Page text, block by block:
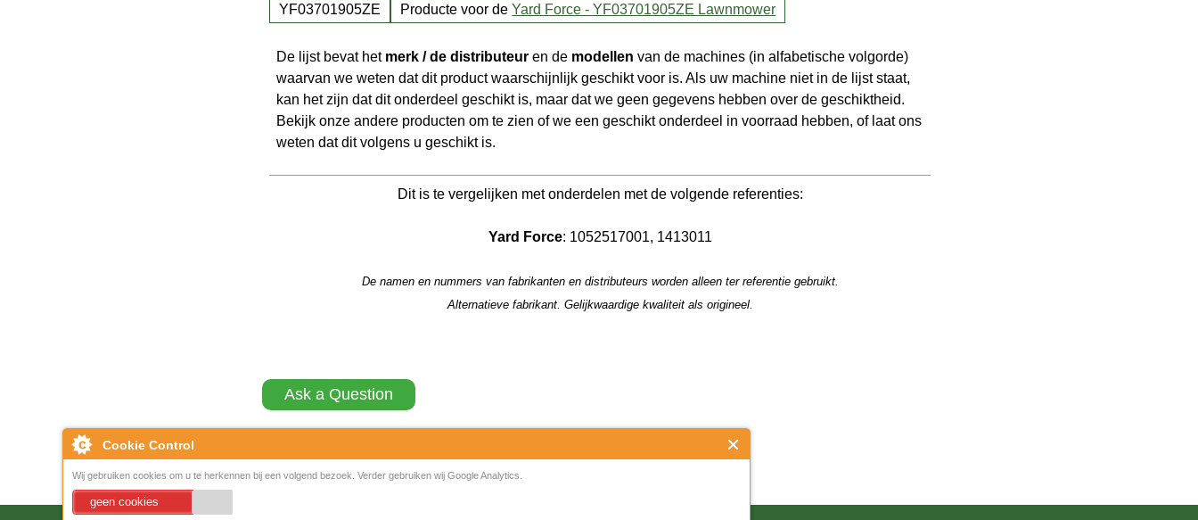
Cookie Control
Wij gebruiken cookies om u te herkennen bij een volgend bezoek. Verder gebruiken wij Google Analytics.
geen cookies
YF03701905ZE
Producte voor deYard Force - YF03701905ZE Lawnmower
De lijst bevat het merk / de distributeur en de modellen van de machines (in alfabetische volgorde)
waarvan we weten dat dit product waarschijnlijk geschikt voor is. Als uw machine niet in de lijst staat,
kan het zijn dat dit onderdeel geschikt is, maar dat we geen gegevens hebben over de geschiktheid.
Bekijk onze andere producten om te zien of we een geschikt onderdeel in voorraad hebben, of laat ons
weten dat dit volgens u geschikt is.
Dit is te vergelijken met onderdelen met de volgende referenties:
Yard Force: 1052517001, 1413011
De namen en nummers van fabrikanten en distributeurs worden alleen ter referentie gebruikt.
Alternatieve fabrikant. Gelijkwaardige kwaliteit als origineel.
Ask a Question